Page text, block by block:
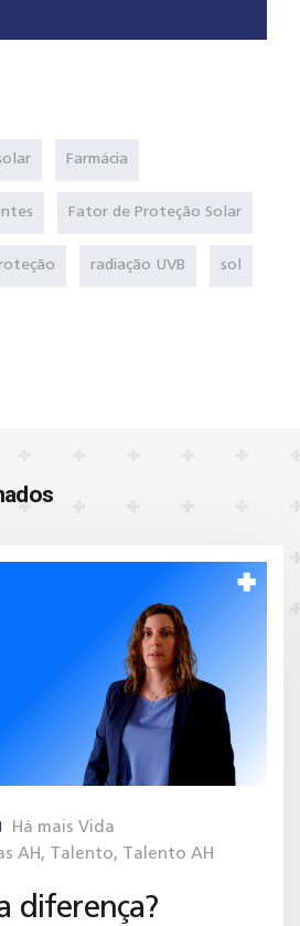
Farmácia
Fator de Proteção Solar
radiação UVB sol
Há mais Vida
AH , Talento, Talento AH
diferença?